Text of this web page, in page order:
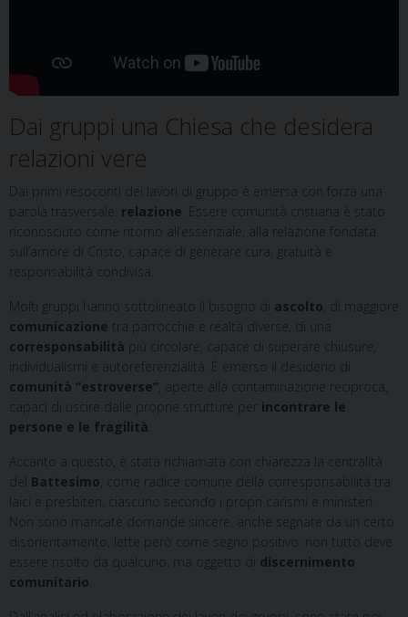
Dai gruppi una Chiesa che desidera
relazioni vere
Dai primi resoconti dei lavori di gruppo è emersa con forza una
parola trasversale: relazione . Essere comunità cristiana è stato
riconosciuto come ritorno all’essenziale, alla relazione fondata
sull’amore di Cristo, capace di generare cura, gratuità e
responsabilità condivisa.
Molti gruppi hanno sottolineato il bisogno di ascolto , di maggiore
comunicazione tra parrocchie e realtà diverse, di una
corresponsabilità più circolare, capace di superare chiusure,
individualismi e autoreferenzialità. È emerso il desiderio di
comunità “estroverse” , aperte alla contaminazione reciproca,
capaci di uscire dalle proprie strutture per incontrare le
persone e le fragilità
Accanto a questo, è stata richiamata con chiarezza la centralità
del Battesimo , come radice comune della corresponsabilità tra
laici e presbiteri, ciascuno secondo i propri carismi e ministeri.
Non sono mancate domande sincere, anche segnate da un certo
disorientamento, lette però come segno positivo: non tutto deve
essere risolto da qualcuno, ma oggetto di discernimento
comunitario